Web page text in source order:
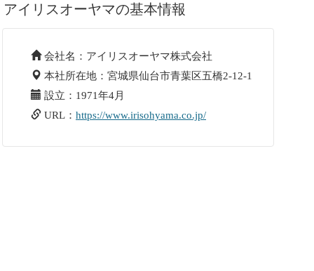
アイリスオーヤマの基本情報
会社名：アイリスオーヤマ株式会社
本社所在地：宮城県仙台市青葉区五橋2-12-1
設立：1971年4月
URL： https://www.irisohyama.co.jp/